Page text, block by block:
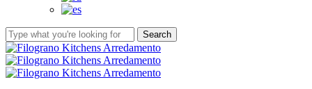
Search
Close
Search